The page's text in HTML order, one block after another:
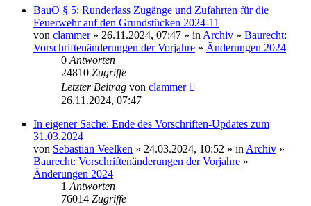
BauO § 5: Runderlass Zugänge und Zufahrten für die
Feuerwehr auf den Grundstücken 2024-11
von clammer» 26.11.2024, 07:47 » inArchiv » Baurecht:
Vorschriftenänderungen der Vorjahre » Änderungen 2024
0Antworten
24810 Zugriffe
Letzter Beitrag von clammer
26.11.2024, 07:47
In eigener Sache: Ende des Vorschriften-Updates zum
31.03.2024
von Sebastian Veelken » 24.03.2024, 10:52 » inArchiv »
Baurecht: Vorschriftenänderungen der Vorjahre »
Änderungen 2024
1Antworten
76014 Zugriffe